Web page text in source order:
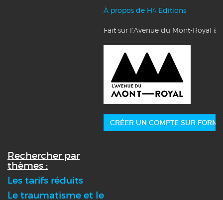
À propos de H4 Editions
Fait sur l'Avenue du Mont-Royal à
CRÉER UN COMPTE SUR
Rechercher par
thèmes :
Les tarifs réduits
Le traumatisme et le